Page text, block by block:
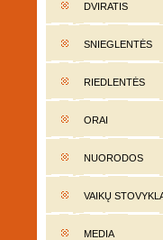
DVIRATIS
SNIEGLENTĖS
RIEDLENTĖS
ORAI
NUORODOS
VAIKŲ
MEDIA